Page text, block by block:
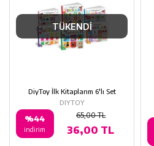
TÜKENDİ
DiyToy İlk Kitaplarım 6'lı Set
DIYTOY
%44
indirim
65,00 TL
36,00 TL